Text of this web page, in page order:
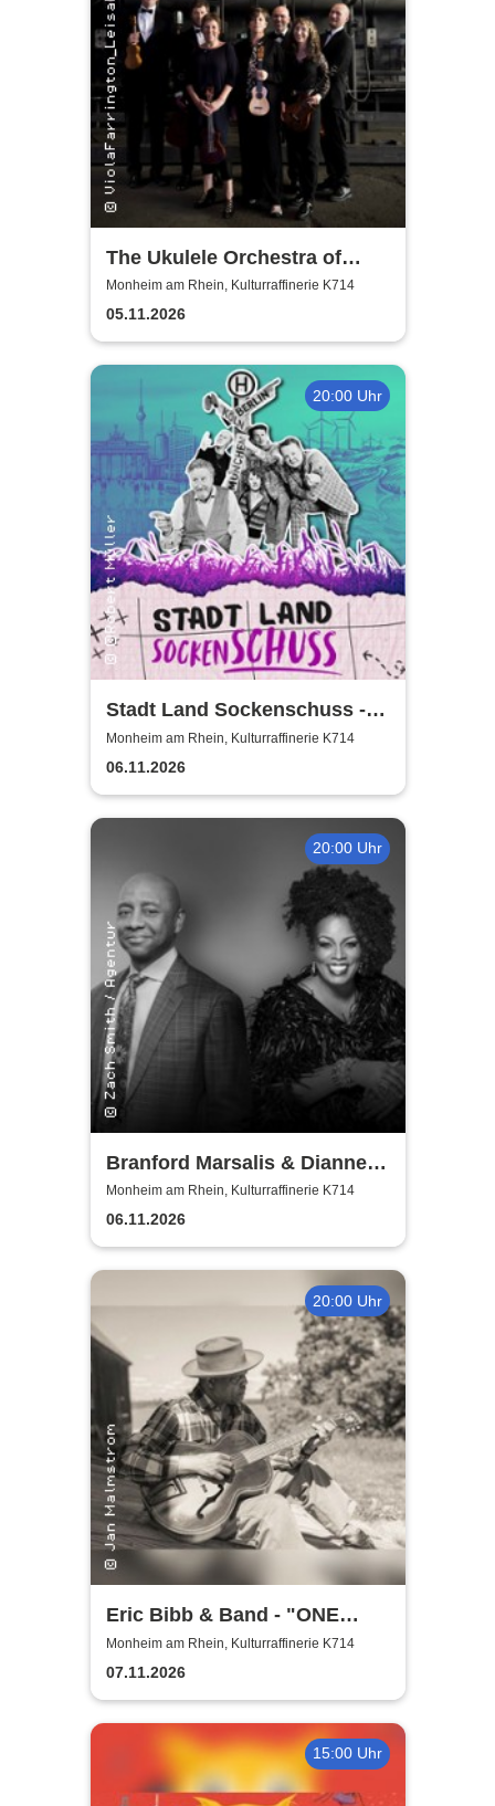
The Ukulele Orchestra of
Great Britain
Monheim am Rhein, Kulturraffinerie K714
05.11.2026
20:00 Uhr
Stadt Land Sockenschuss -
Kabarett-Theater Distel
Monheim am Rhein, Kulturraffinerie K714
06.11.2026
20:00 Uhr
Branford Marsalis & Dianne
Reeves celebrate John
Coltrane
Monheim am Rhein, Kulturraffinerie K714
06.11.2026
20:00 Uhr
Eric Bibb & Band - "ONE
MISSISSIPPI" World Tour
2026
Monheim am Rhein, Kulturraffinerie K714
07.11.2026
15:00 Uhr